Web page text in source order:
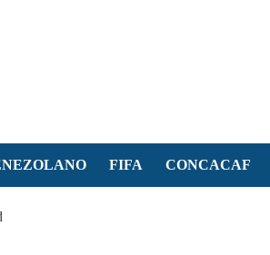
FIFA CONCACAF